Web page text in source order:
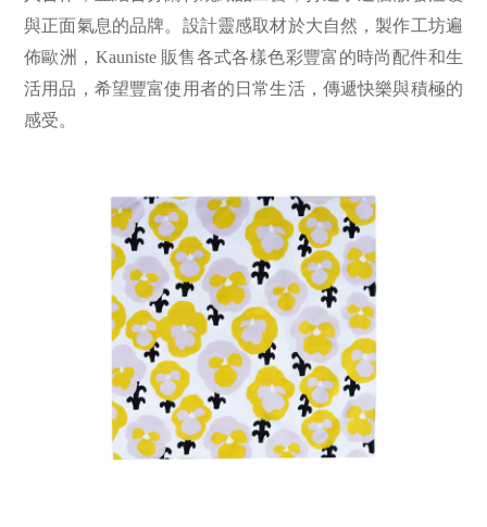
與正面氣息的品牌。設計靈感取材於大自然，製作工坊遍
佈歐洲，Kauniste 販售各式各樣色彩豐富的時尚配件和生
活用品，希望豐富使用者的日常生活，傳遞快樂與積極的
感受。